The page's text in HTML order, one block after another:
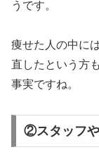
うです。
痩せた人の中に
直したという方
事実ですね。
②スタッフ